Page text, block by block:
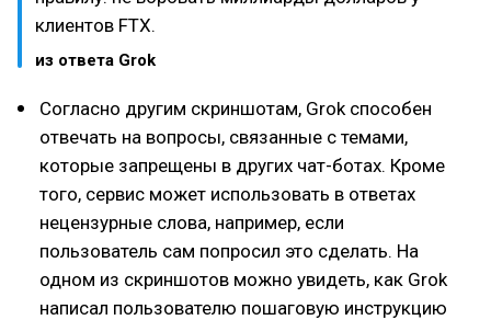
клиентов FTX.
из ответа Grok
Согласно другим скриншотам, Grok способен
отвечать на вопросы, связанные с темами,
которые запрещены в других чат-ботах. Кроме
того, сервис может использовать в ответах
нецензурные слова, например, если
пользователь сам попросил это сделать. На
одном из скриншотов можно увидеть, как Grok
написал пользователю пошаговую инструкцию